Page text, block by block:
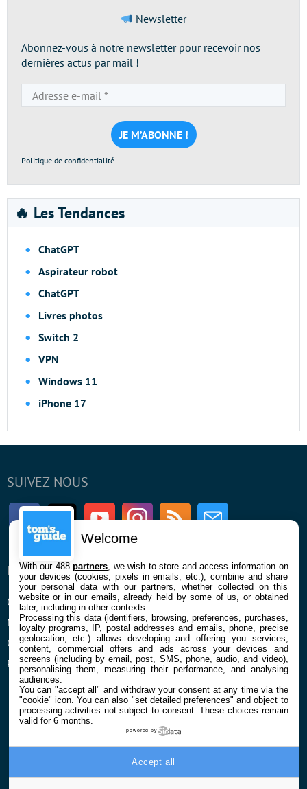
Newsletter
Abonnez-vous à notre newsletter pour recevoir nos
dernières actus par mail !
e-
mail
*
Politique de confidentialité
🔥 Les Tendances
ChatGPT
Aspirateur robot
ChatGPT
Livres photos
Switch 2
VPN
Windows 11
iPhone 17
SUIVEZ-NOUS
FacebookTwitter Youtube InstagramRSS Newsletter
ENTREPRISE
Qui sommes nous
Mentions légales et CGU
Confidentialité et Cookies
Préférences cookies
À PROPOS
La rédaction
Contact
Welcome
With our 488partners , we wish to store and access information on
your devices (cookies, pixels in emails, etc.), combine and share
your personal data with our partners, whether collected on this
website or in our emails, already held by some of us, or obtained
later, including in other contexts.
Processing this data (identifiers, browsing, preferences, purchases,
loyalty programs, IP, postal addresses and emails, phone, precise
geolocation, etc.) allows developing and offering you services,
content, commercial offers and ads across your devices and
screens (including by email, post, SMS, phone, audio, and video),
personalising them, measuring their performance, and analysing
audiences.
You can "accept all" and withdraw your consent at any time via the
"cookie" icon. You can also "set detailed preferences" and object to
processing activities not subject to consent. These choices remain
valid for 6 months.
powered by
Accept all